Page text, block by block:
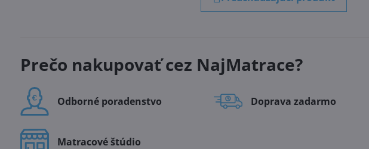
Prečo nakupovať cez NajMatrace?
Odborné poradenstvo Doprava zadarmo
Matracové štúdio